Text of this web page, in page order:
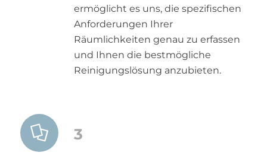
ermöglicht es uns, die spezifischen
Anforderungen Ihrer
Räumlichkeiten genau zu erfassen
und Ihnen die bestmögliche
Reinigungslösung anzubieten.
3